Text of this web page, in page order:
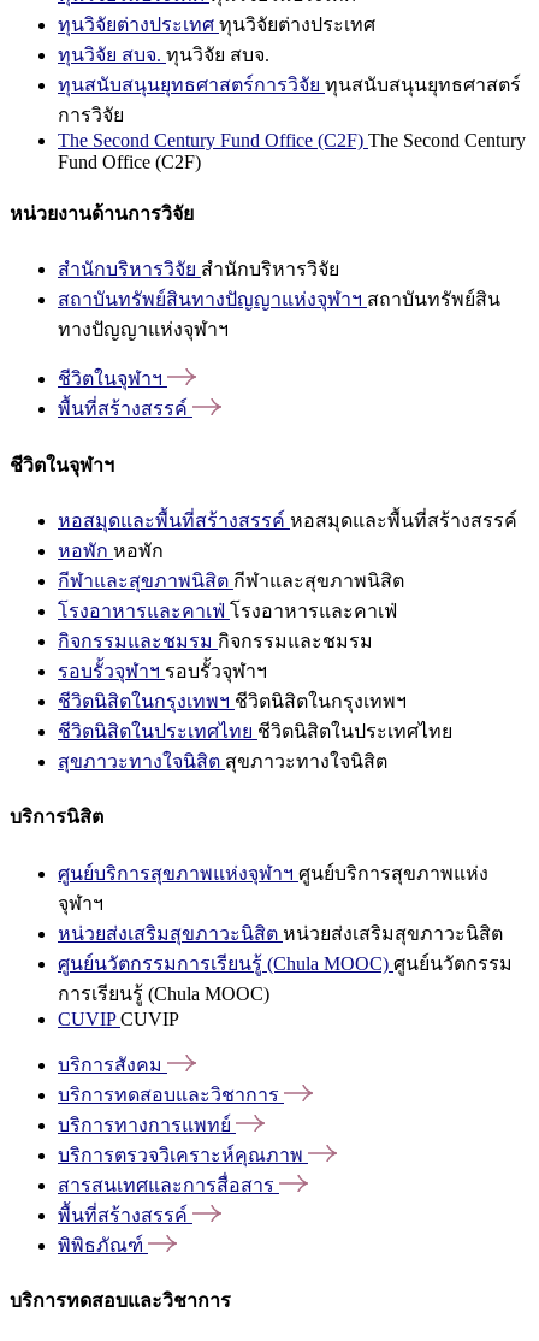
ทุนวิจัยต่างประเทศ ทุนวิจัยต่างประเทศ
ทุนวิจัย สบจ. ทุนวิจัย สบจ.
ทุนสนับสนุนยุทธศาสตร์การวิจัย ทุนสนับสนุนยุทธศาสตร์
การวิจัย
The Second Century Fund Office (C2F) The Second Century
Fund Office (C2F)
หน่วยงานด้านการวิจัย
สำนักบริหารวิจัย สำนักบริหารวิจัย
สถาบันทรัพย์สินทางปัญญาแห่งจุฬาฯ สถาบันทรัพย์สิน
ทางปัญญาแห่งจุฬาฯ
ชีวิตในจุฬาฯ
พื้นที่สร้างสรรค์
ชีวิตในจุฬาฯ
หอสมุดและพื้นที่สร้างสรรค์ หอสมุดและพื้นที่สร้างสรรค์
หอพัก หอพัก
กีฬาและสุขภาพนิสิต กีฬาและสุขภาพนิสิต
โรงอาหารและคาเฟ่ โรงอาหารและคาเฟ่
กิจกรรมและชมรม กิจกรรมและชมรม
รอบรั้วจุฬาฯ รอบรั้วจุฬาฯ
ชีวิตนิสิตในกรุงเทพฯ ชีวิตนิสิตในกรุงเทพฯ
ชีวิตนิสิตในประเทศไทย ชีวิตนิสิตในประเทศไทย
สุขภาวะทางใจนิสิต สุขภาวะทางใจนิสิต
บริการนิสิต
ศูนย์บริการสุขภาพแห่งจุฬาฯ ศูนย์บริการสุขภาพแห่ง
จุฬาฯ
หน่วยส่งเสริมสุขภาวะนิสิต หน่วยส่งเสริมสุขภาวะนิสิต
ศูนย์นวัตกรรมการเรียนรู้ (Chula MOOC) ศูนย์นวัตกรรม
การเรียนรู้ (Chula MOOC)
CUVIPCUVIP
บริการสังคม
บริการทดสอบและวิชาการ
บริการทางการแพทย์
บริการตรวจวิเคราะห์คุณภาพ
สารสนเทศและการสื่อสาร
พื้นที่สร้างสรรค์
พิพิธภัณฑ์
บริการทดสอบและวิชาการ